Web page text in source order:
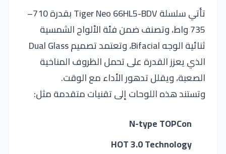
تأتي سلسلة Tiger Neo 66HL5-BDV بقدرة 710–
735 واط، وتصنف ضمن فئة الألواح الشمسية
ثنائية الوجه Bifacial، وتعتمد تصميم Dual Glass
الذي يعزز القدرة على تحمل الظروف المناخية
الصعبة، ويقلل تدهور الأداء مع الوقت.
وتستند هذه اللوحات إلى تقنيات متقدمة مثل:
N-type TOPCon
HOT 3.0 Technology